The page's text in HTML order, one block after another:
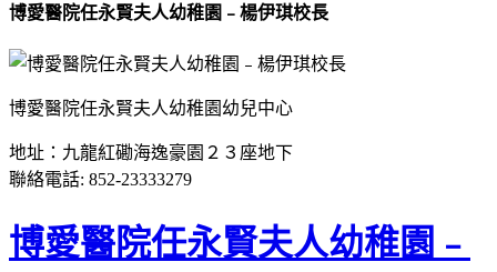
博愛醫院任永賢夫人幼稚園﹣楊伊琪校長
博愛醫院任永賢夫人幼稚園幼兒中心
地址：九龍紅磡海逸豪園２３座地下
聯絡電話: 852-23333279
博愛醫院任永賢夫人幼稚園﹣